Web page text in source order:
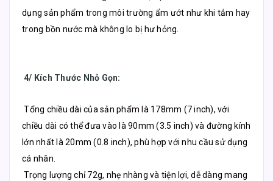
dụng sản phẩm trong môi trường ẩm ướt như khi tắm hay
trong bồn nước mà không lo bị hư hỏng.
4/ Kích Thước Nhỏ Gọn:
Tổng chiều dài của sản phẩm là 178mm (7 inch), với
chiều dài có thể đưa vào là 90mm (3.5 inch) và đường kính
lớn nhất là 20mm (0.8 inch), phù hợp với nhu cầu sử dụng
cá nhân.
Trọng lượng chỉ 72g, nhẹ nhàng và tiện lợi, dễ dàng mang